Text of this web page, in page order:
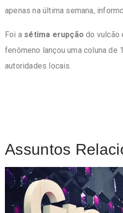
apenas na última semana,
Foi a sétima erupção do vulcão
fenômeno lançou uma coluna de
autoridades locais.
Assuntos